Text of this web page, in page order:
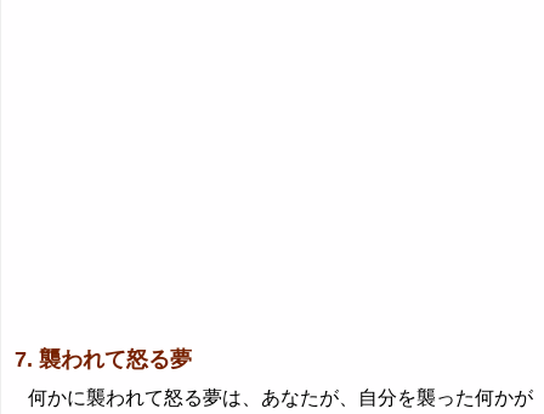
7. 襲われて怒る夢
何かに襲われて怒る夢は、あなたが、自分を襲った何かが